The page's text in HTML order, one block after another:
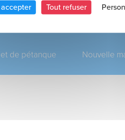
de pétanque Nouvelle
Tout refuser